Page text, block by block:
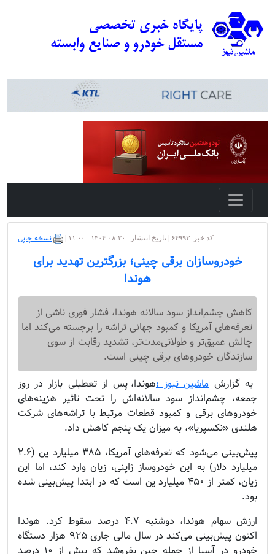
کد خبر: ۶۴۹۹۳ | تاریخ انتشار : ۲۰-۰۸-۱۴۰۴ - ۱۱:۰۰ | نسخه چاپی
خودروسازان برقی چینی؛ بزرگترین تهدید برای
هوندا
کاهش چشم‌انداز سود سالانه هوندا، فشار فوری ناشی از
تعرفه‌های آمریکا و کمبود جهانی تراشه را برجسته می‌کند اما
چالش عمیق‌تر و طولانی‌مدت‌تر، تشدید رقابت از سوی
سازندگان خودروهای برقی چینی است.
به گزارشماشین نیوز ؛هوندا، پس از تعطیلی بازار در روز
جمعه، چشم‌انداز سود سالانه‌اش را تحت تاثیر هزینه‌های
خودروهای برقی و کمبود قطعات مرتبط با تراشه‌های شرکت
هلندی «نکسپریا»، به میزان یک پنجم کاهش داد.
پیش‌بینی می‌شود که تعرفه‌های آمریکا، ۳۸۵ میلیارد ین (۲.۶
میلیارد دلار) به این خودروساز ژاپنی، زیان وارد کند، اما این
زیان، کمتر از ۴۵۰ میلیارد ین است که در ابتدا پیش‌بینی شده
بود.
ارزش سهام هوندا، دوشنبه ۴.۷ درصد سقوط کرد. هوندا
اکنون پیش‌بینی می‌کند در سال مالی جاری ۹۲۵ هزار دستگاه